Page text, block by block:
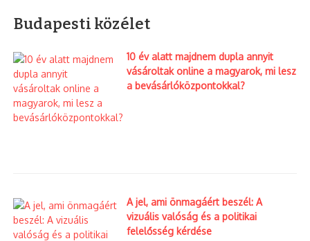
Budapesti közélet
10 év alatt majdnem dupla annyit
vásároltak online a magyarok, mi lesz
a bevásárlóközpontokkal?
A jel, ami önmagáért beszél: A
vizuális valóság és a politikai
felelősség kérdése